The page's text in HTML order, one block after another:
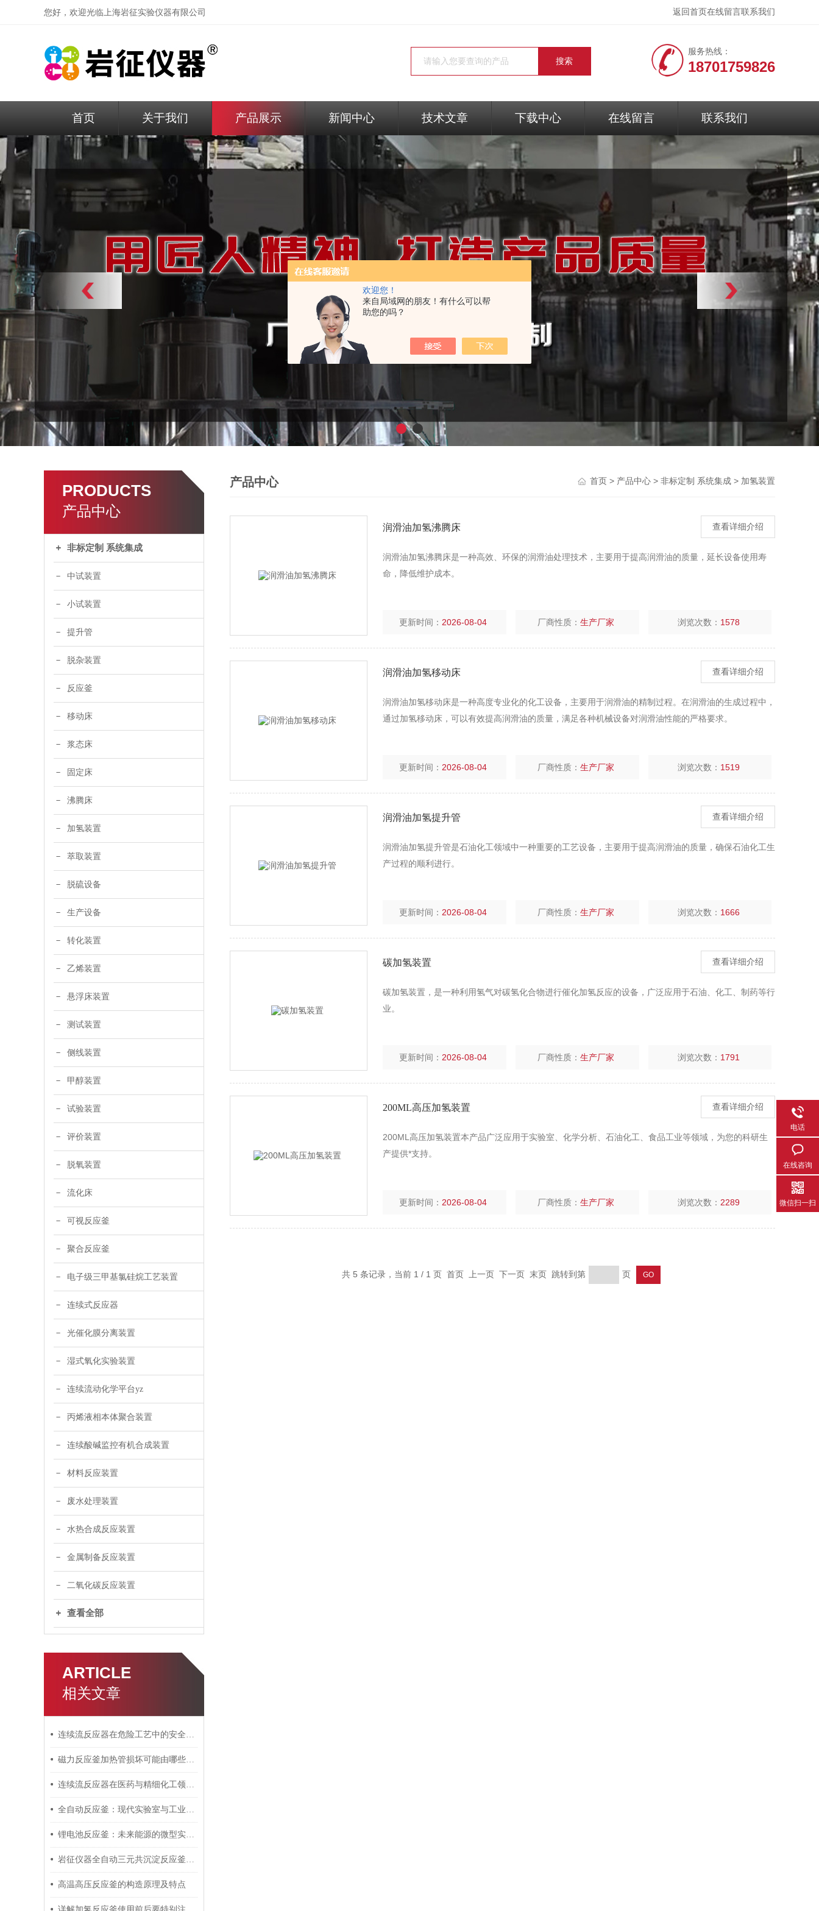
欢迎您！
来自局域网的朋友！有什么可以帮
助您的吗？
您好，欢迎光临上海岩征实验仪器有限公司 返回首页 在线留言联系我们
服务热线：
18701759826
首页 关于我们 产品展示 新闻中心 技术文章 下载中心 在线留言 联系我们
PRODUCTS
产品中心
非标定制 系统集成
中试装置
小试装置
提升管
脱杂装置
反应釜
移动床
浆态床
固定床
沸腾床
加氢装置
萃取装置
脱硫设备
生产设备
转化装置
乙烯装置
悬浮床装置
测试装置
侧线装置
甲醇装置
试验装置
评价装置
脱氧装置
流化床
可视反应釜
聚合反应釜
电子级三甲基氯硅烷工艺装置
连续式反应器
光催化膜分离装置
湿式氧化实验装置
连续流动化学平台yz
丙烯液相本体聚合装置
连续酸碱监控有机合成装置
材料反应装置
废水处理装置
水热合成反应装置
金属制备反应装置
二氧化碳反应装置
查看全部
ARTICLE
相关文章
连续流反应器在危险工艺中的安全优势与工业化放大策略
磁力反应釜加热管损坏可能由哪些原因引起的呢？
连续流反应器在医药与精细化工领域的关键应用与突破
全自动反应釜：现代实验室与工业化生产的自动化解决方案
锂电池反应釜：未来能源的微型实验室
岩征仪器全自动三元共沉淀反应釜工作原理
高温高压反应釜的构造原理及特点
产品中心 首页 > 产品中心 > 非标定制 系统集成 > 加氢装置
润滑油加氢沸腾床 查看详细介绍
润滑油加氢沸腾床是一种高效、环保的润滑油处理技术，主要用于提高润滑油的质量，延长设备使用寿
命，降低维护成本。
更新时间： 2026-08-04 厂商性质：生产厂家 浏览次数： 1578
润滑油加氢移动床 查看详细介绍
润滑油加氢移动床是一种高度专业化的化工设备，主要用于润滑油的精制过程。在润滑油的生成过程中，
通过加氢移动床，可以有效提高润滑油的质量，满足各种机械设备对润滑油性能的严格要求。
更新时间： 2026-08-04 厂商性质：生产厂家 浏览次数： 1519
润滑油加氢提升管 查看详细介绍
润滑油加氢提升管是石油化工领域中一种重要的工艺设备，主要用于提高润滑油的质量，确保石油化工生
产过程的顺利进行。
更新时间： 2026-08-04 厂商性质：生产厂家 浏览次数： 1666
碳加氢装置 查看详细介绍
碳加氢装置，是一种利用氢气对碳氢化合物进行催化加氢反应的设备，广泛应用于石油、化工、制药等行
业。
更新时间： 2026-08-04 厂商性质：生产厂家 浏览次数： 1791
200ML高压加氢装置 查看详细介绍
200ML高压加氢装置本产品广泛应用于实验室、化学分析、石油化工、食品工业等领域，为您的科研生
产提供*支持。
更新时间： 2026-08-04 厂商性质：生产厂家 浏览次数： 2289
共 5 条记录，当前 1 / 1 页 首页 上一页 下一页 末页 跳转到第 页
电话
在线咨询
微信扫一扫